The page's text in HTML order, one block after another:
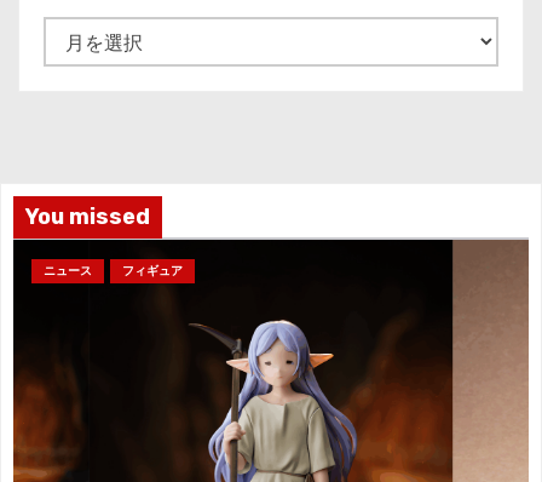
ー
You missed
ニュース フィギュア